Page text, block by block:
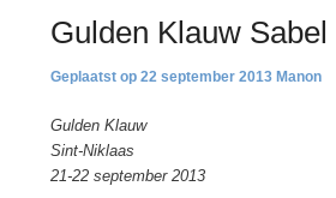
Gulden Klauw Sabel
22 september 2013 Manon
Gulden Klauw
Sint-Niklaas
21-22 september 2013